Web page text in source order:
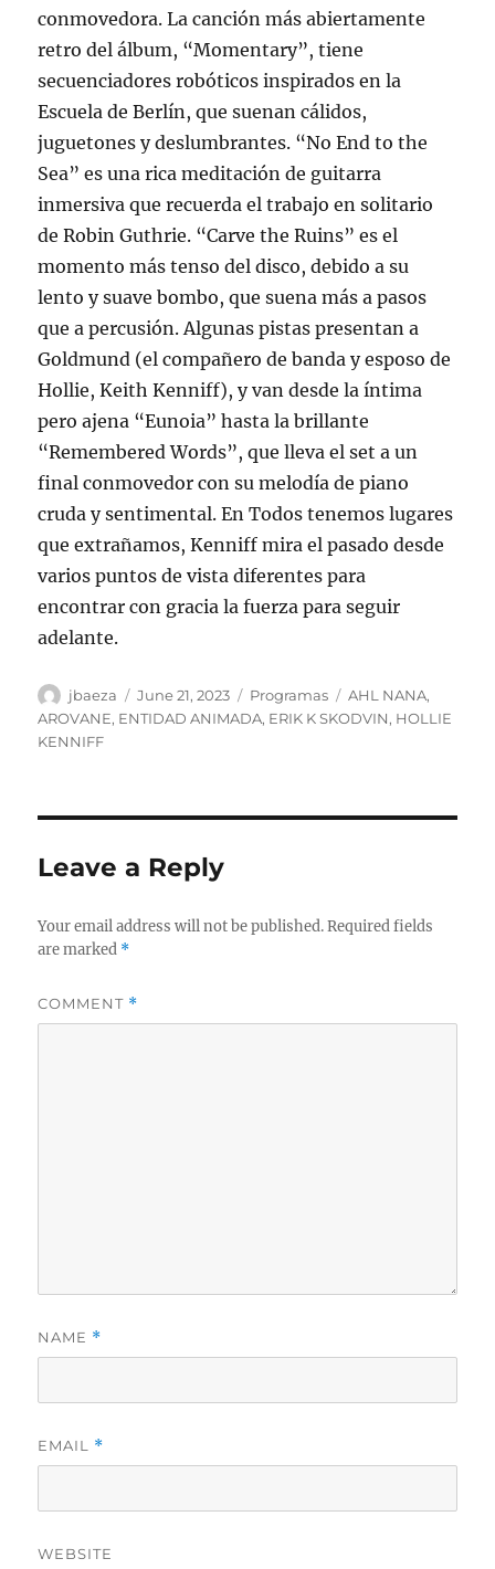
conmovedora. La canción más abiertamente
retro del álbum, “Momentary”, tiene
secuenciadores robóticos inspirados en la
Escuela de Berlín, que suenan cálidos,
juguetones y deslumbrantes. “No End to the
Sea” es una rica meditación de guitarra
inmersiva que recuerda el trabajo en solitario
de Robin Guthrie. “Carve the Ruins” es el
momento más tenso del disco, debido a su
lento y suave bombo, que suena más a pasos
que a percusión. Algunas pistas presentan a
Goldmund (el compañero de banda y esposo de
Hollie, Keith Kenniff), y van desde la íntima
pero ajena “Eunoia” hasta la brillante
“Remembered Words”, que lleva el set a un
final conmovedor con su melodía de piano
cruda y sentimental. En Todos tenemos lugares
que extrañamos, Kenniff mira el pasado desde
varios puntos de vista diferentes para
encontrar con gracia la fuerza para seguir
adelante.
Author
jbaeza
Posted
on
June 21, 2023 Categories
Programas Tags
AHL NANA,
AROVANE, ENTIDAD ANIMADA, ERIK K SKODVIN, HOLLIE
KENNIFF
Leave a Reply
Your email address will not be published. Required fields
are marked *
COMMENT *
NAME *
EMAIL *
WEBSITE